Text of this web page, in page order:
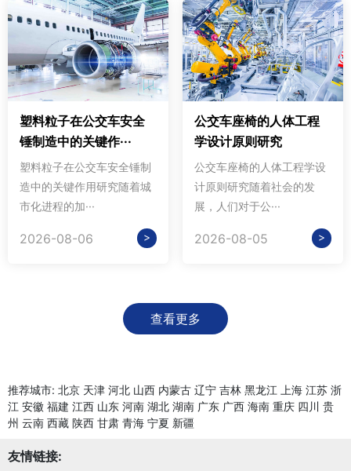
塑料粒子在公交车安全
锤制造中的关键作···
塑料粒子在公交车安全锤制
造中的关键作用研究随着城
市化进程的加···
2026-08-06 >
公交车座椅的人体工程
学设计原则研究
公交车座椅的人体工程学设
计原则研究随着社会的发
展，人们对于公···
2026-08-05 >
查看更多
推荐城市: 北京 天津 河北 山西 内蒙古 辽宁 吉林 黑龙江 上海 江苏 浙
江 安徽 福建 江西 山东 河南 湖北 湖南 广东 广西 海南 重庆 四川 贵
州 云南 西藏 陕西 甘肃 青海 宁夏 新疆
友情链接: